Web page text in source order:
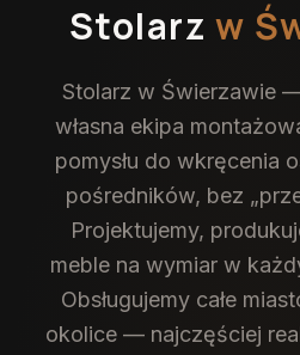
Stolarz w
Stolarz w Świerzawie
własna ekipa
pomysłu do wkręcenia
pośredników, bez
Projektujemy,
meble na wymiar w
Obsługujemy całe
okolice — najczęściej